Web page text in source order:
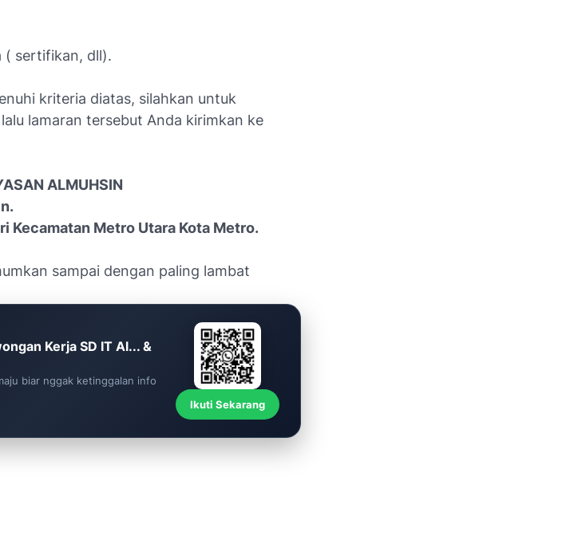
( sertifikan, dll).
kriteria diatas, silahkan untuk
lamaran tersebut Anda kirimkan ke
ALMUHSIN
Kecamatan Metro Utara Kota Metro.
sampai dengan paling lambat
Kerja SD IT Al... &
biar nggak ketinggalan info
Ikuti Sekarang